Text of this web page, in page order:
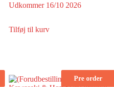
Udkommer 16/10 2026
Tilføj til kurv
Pre order